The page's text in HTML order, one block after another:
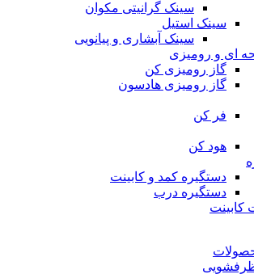
سینک گرانیتی مکوان
سینک استیل
سینک آبشاری و پیانویی
ای و رومیزی
گاز رومیزی کن
گاز رومیزی هادسون
فر کن
هود کن
دستگیره کمد و کابینت
دستگیره درب
کابینت